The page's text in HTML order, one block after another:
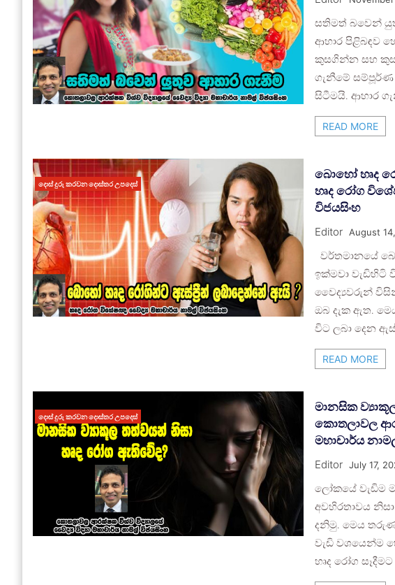
සතිමත් බවෙන්
ආහාර පිළිබඳව
කුසගින්න සහ කුස
ගැනීමේ සම්පූර්ණ
සිටීමයි. ආහාර
READ MORE
දොස් දුරු කරවන දොස්තර උපදෙස්
බොහෝ හෘද
හෘද රෝග
විජයසිංහ
Editor August
වර්තමානයේ
ඉක්මවා වැඩිහිටි
වෛද්‍යවරුන්
ඔබ දැක ඇත.
විට ලබා දෙන
READ MORE
දොස් දුරු කරවන දොස්තර උපදෙස්
මානසික
කොතලාවල
මහාචාර්ය
Editor July 17,
ලෝකයේ වැඩිම
අවහිරතාවය
දනිමු. මෙය
වැඩි වශයෙන්ම
හෘද රෝග